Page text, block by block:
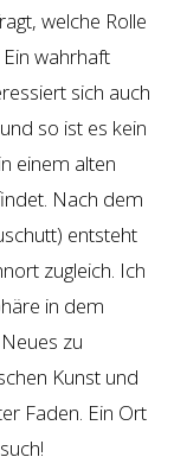
welche Rolle
wahrhaft
sich auch
so ist es kein
einem alten
Nach dem
entsteht
zugleich. Ich
in dem
zu
Kunst und
Faden. Ein Ort